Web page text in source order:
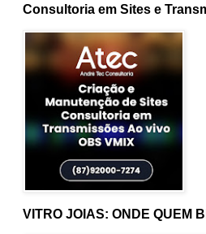
VITRO JOIAS: ONDE QUEM
Consultoria em Sites e